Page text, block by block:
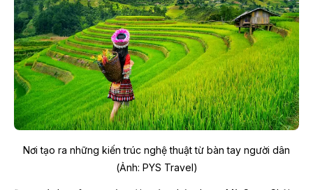
Nơi tạo ra những kiến trúc nghệ thuật từ bàn tay người dân
(Ảnh: PYS Travel)